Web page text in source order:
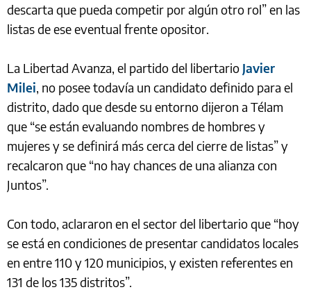
descarta que pueda competir por algún otro rol” en las
listas de ese eventual frente opositor.
La Libertad Avanza, el partido del libertario Javier
Milei, no posee todavía un candidato definido para el
distrito, dado que desde su entorno dijeron a Télam
que “se están evaluando nombres de hombres y
mujeres y se definirá más cerca del cierre de listas” y
recalcaron que “no hay chances de una alianza con
Juntos”.
Con todo, aclararon en el sector del libertario que “hoy
se está en condiciones de presentar candidatos locales
en entre 110 y 120 municipios, y existen referentes en
131 de los 135 distritos”.